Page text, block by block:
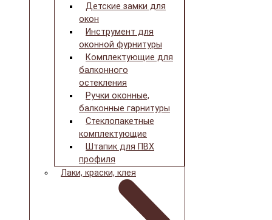
Детские замки для
окон
Инструмент для
оконной фурнитуры
Комплектующие для
балконного
остекления
Ручки оконные,
балконные гарнитуры
Стеклопакетные
комплектующие
Штапик для ПВХ
профиля
Лаки, краски, клея